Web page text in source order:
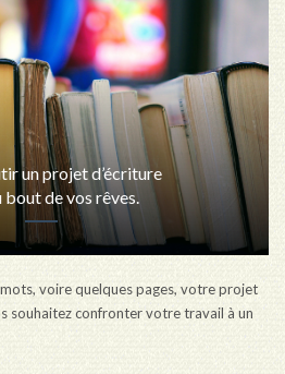
un projet d’écriture
bout de vos rêves.
voire quelques pages, votre projet
souhaitez confronter votre travail à un